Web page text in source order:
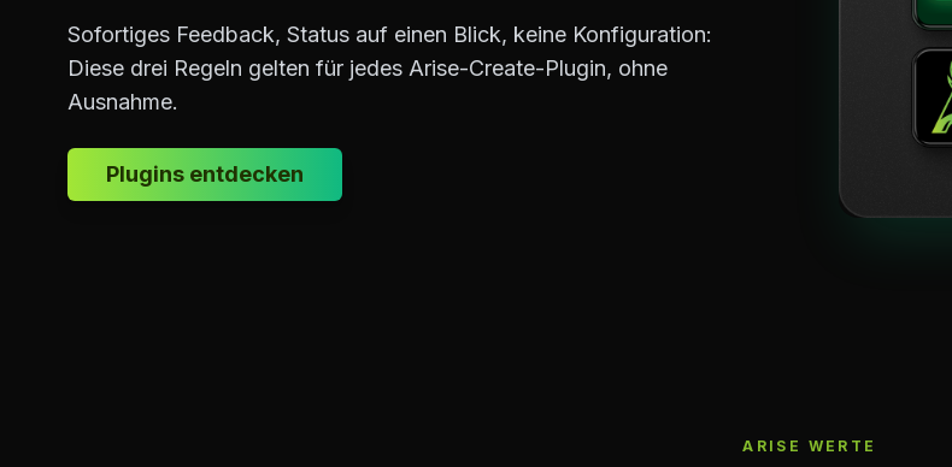
Sofortiges Feedback, Status auf einen Blick, keine Konfiguration:
Diese drei Regeln gelten für jedes Arise-Create-Plugin, ohne
Ausnahme.
Plugins entdecken
ARISE WERTE